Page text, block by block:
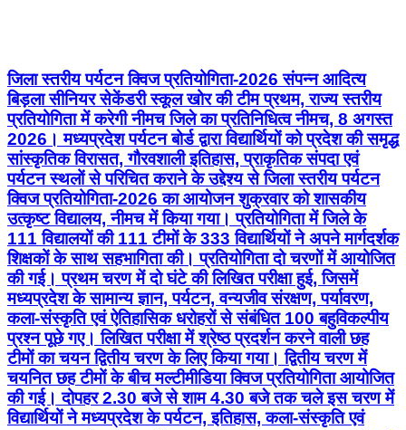
जिला स्तरीय पर्यटन क्विज प्रतियोगिता-2026 संपन्न आदित्य
बिड़ला सीनियर सेकेंडरी स्कूल खोर की टीम प्रथम, राज्य स्तरीय
प्रतियोगिता में करेगी नीमच जिले का प्रतिनिधित्व नीमच, 8 अगस्त
2026। मध्यप्रदेश पर्यटन बोर्ड द्वारा विद्यार्थियों को प्रदेश की समृद्ध
सांस्कृतिक विरासत, गौरवशाली इतिहास, प्राकृतिक संपदा एवं
पर्यटन स्थलों से परिचित कराने के उद्देश्य से जिला स्तरीय पर्यटन
क्विज प्रतियोगिता-2026 का आयोजन शुक्रवार को शासकीय
उत्कृष्ट विद्यालय, नीमच में किया गया। प्रतियोगिता में जिले के
111 विद्यालयों की 111 टीमों के 333 विद्यार्थियों ने अपने मार्गदर्शक
शिक्षकों के साथ सहभागिता की। प्रतियोगिता दो चरणों में आयोजित
की गई। प्रथम चरण में दो घंटे की लिखित परीक्षा हुई, जिसमें
मध्यप्रदेश के सामान्य ज्ञान, पर्यटन, वन्यजीव संरक्षण, पर्यावरण,
कला-संस्कृति एवं ऐतिहासिक धरोहरों से संबंधित 100 बहुविकल्पीय
प्रश्न पूछे गए। लिखित परीक्षा में श्रेष्ठ प्रदर्शन करने वाली छह
टीमों का चयन द्वितीय चरण के लिए किया गया। द्वितीय चरण में
चयनित छह टीमों के बीच मल्टीमीडिया क्विज प्रतियोगिता आयोजित
की गई। दोपहर 2.30 बजे से शाम 4.30 बजे तक चले इस चरण में
विद्यार्थियों ने मध्यप्रदेश के पर्यटन, इतिहास, कला-संस्कृति एवं